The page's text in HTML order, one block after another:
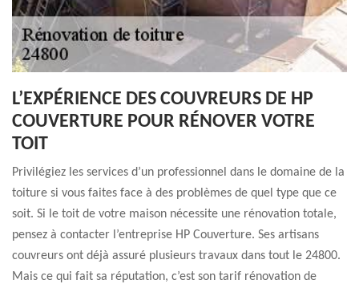
L’EXPÉRIENCE DES COUVREURS DE HP
COUVERTURE POUR RÉNOVER VOTRE
TOIT
Privilégiez les services d’un professionnel dans le domaine de la
toiture si vous faites face à des problèmes de quel type que ce
soit. Si le toit de votre maison nécessite une rénovation totale,
pensez à contacter l’entreprise HP Couverture. Ses artisans
couvreurs ont déjà assuré plusieurs travaux dans tout le 24800.
Mais ce qui fait sa réputation, c’est son tarif rénovation de